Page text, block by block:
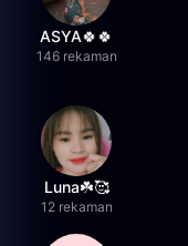
ASYA🍀🍀
146 rekaman
Luna☘️🥰
12 rekaman